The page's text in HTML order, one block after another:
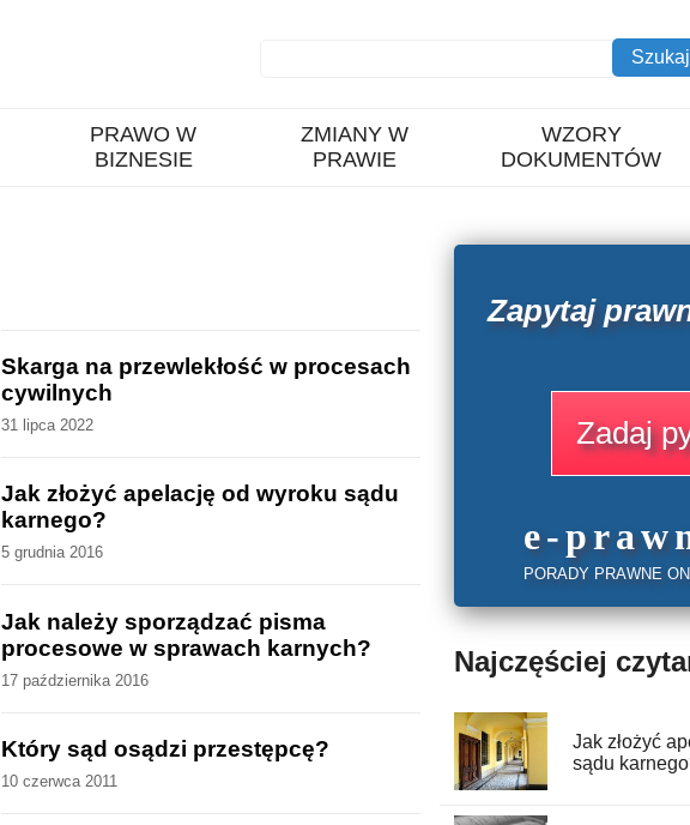
PRAWO W
BIZNESIE
ZMIANY W
PRAWIE
WZORY
DOKUMENTÓW
Skarga na przewlekłość w procesach
cywilnych
31 lipca 2022
Jak złożyć apelację od wyroku sądu
karnego?
5 grudnia 2016
Jak należy sporządzać pisma
procesowe w sprawach karnych?
17 października 2016
Który sąd osądzi przestępcę?
10 czerwca 2011
Zapytaj
Zadaj
e-
PORADY PRAWNE
Najczęściej
Jak złożyć
sądu